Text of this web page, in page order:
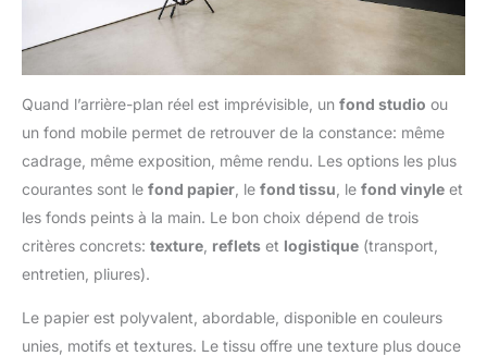
Quand l’arrière-plan réel est imprévisible, un fond studio ou
un fond mobile permet de retrouver de la constance: même
cadrage, même exposition, même rendu. Les options les plus
courantes sont le fond papier , le fond tissu , le fond vinyle et
les fonds peints à la main. Le bon choix dépend de trois
critères concrets: texture reflets et logistique (transport,
entretien, pliures).
Le papier est polyvalent, abordable, disponible en couleurs
unies, motifs et textures. Le tissu offre une texture plus douce